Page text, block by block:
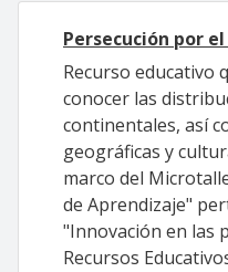
Persecución por
Recurso educativo
conocer las
continentales, así
geográficas y
marco del
de Aprendizaje"
"Innovación en las
Recursos